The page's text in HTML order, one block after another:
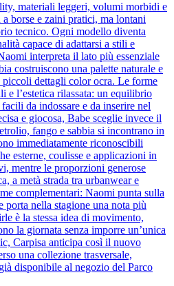
materiali leggeri, volumi morbidi e
borse e zaini pratici, ma lontani
tecnico. Ogni modello diventa
capace di adattarsi a stili e
interpreta il lato più essenziale
costruiscono una palette naturale e
piccoli dettagli color ocra. Le forme
l’estetica rilassata: un equilibrio
da indossare e da inserire nel
e giocosa, Babe sceglie invece il
fango e sabbia si incontrano in
immediatamente riconoscibili
esterne, coulisse e applicazioni in
mentre le proporzioni generose
a metà strada tra urbanwear e
complementari: Naomi punta sulla
nella stagione una nota più
è la stessa idea di movimento,
la giornata senza imporre un’unica
Carpisa anticipa così il nuovo
una collezione trasversale,
disponibile al negozio del Parco